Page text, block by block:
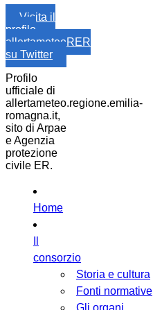
Visita il
profilo
allertameteoRER
su Twitter
Profilo
ufficiale di
allertameteo.regione.emilia-
romagna.it,
sito di Arpae
e Agenzia
protezione
civile ER.
Home
consorzio
Storia e cultura
Fonti normative
Gli organi